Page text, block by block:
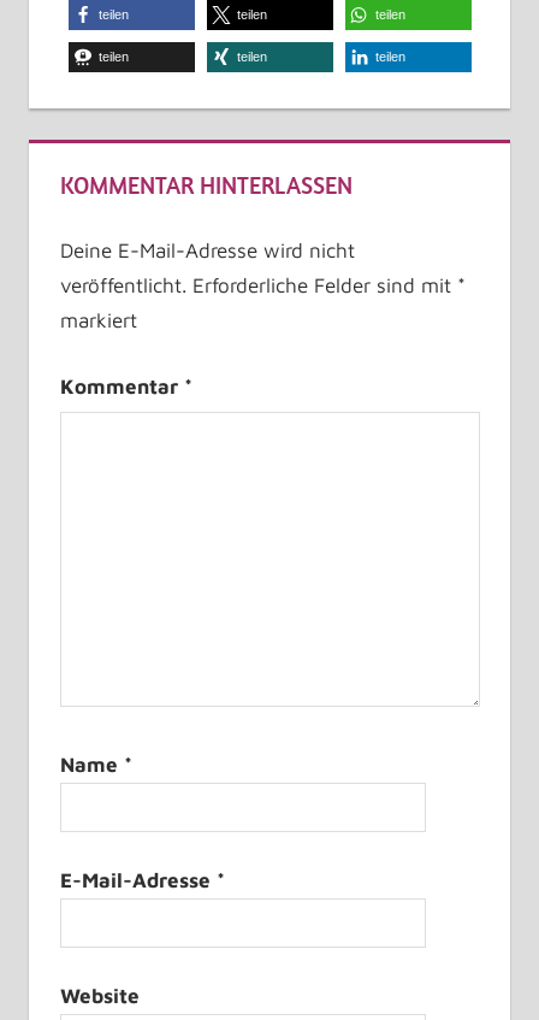
teilen teilen teilen
teilen teilen teilen
KOMMENTAR HINTERLASSEN
Deine E-Mail-Adresse wird nicht
veröffentlicht. Erforderliche Felder sind mit *
markiert
Kommentar *
Name *
E-Mail-Adresse *
Website